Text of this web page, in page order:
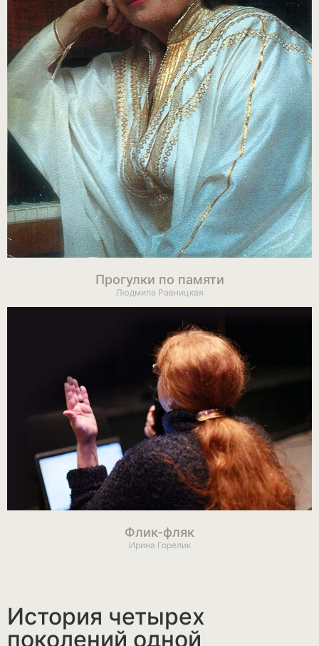
Прогулки по памяти
Людмила Равницкая
Флик-фляк
Ирина Горелик
История четырех
поколений одной